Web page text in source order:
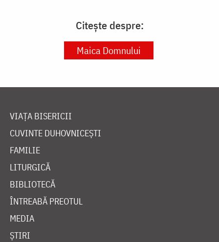
Citește despre:
Maica Domnului
VIAȚA BISERICII
CUVINTE DUHOVNICEȘTI
FAMILIE
LITURGICĂ
BIBLIOTECĂ
ÎNTREABĂ PREOTUL
MEDIA
ȘTIRI